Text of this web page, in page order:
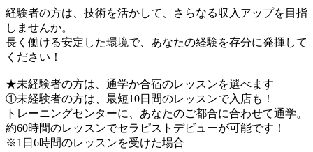
経験者の方は、技術を活かして、さらなる収入アップを目指
しませんか。
長く働ける安定した環境で、あなたの経験を存分に発揮して
ください！
★未経験者の方は、通学か合宿のレッスンを選べます
①未経験者の方は、最短10日間のレッスンで入店も！
トレーニングセンターに、あなたのご都合に合わせて通学。
約60時間のレッスンでセラピストデビューが可能です！
※1日6時間のレッスンを受けた場合